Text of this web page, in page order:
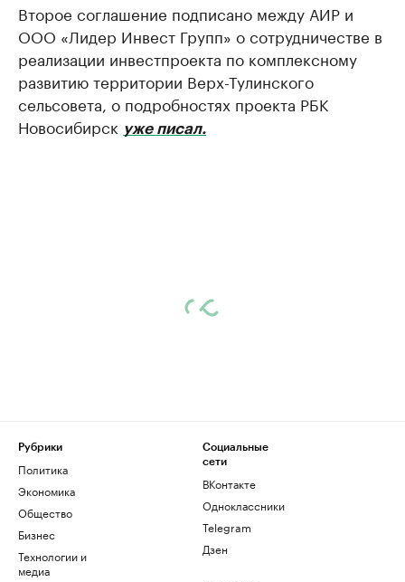
Второе соглашение подписано между АИР и
ООО «Лидер Инвест Групп» о сотрудничестве в
реализации инвестпроекта по комплексному
развитию территории Верх-Тулинского
сельсовета, о подробностях проекта РБК
Новосибирск уже писал.
Рубрики
Политика
Экономика
Общество
Бизнес
Технологии и
медиа
Социальные
сети
ВКонтакте
Одноклассники
Telegram
Дзен